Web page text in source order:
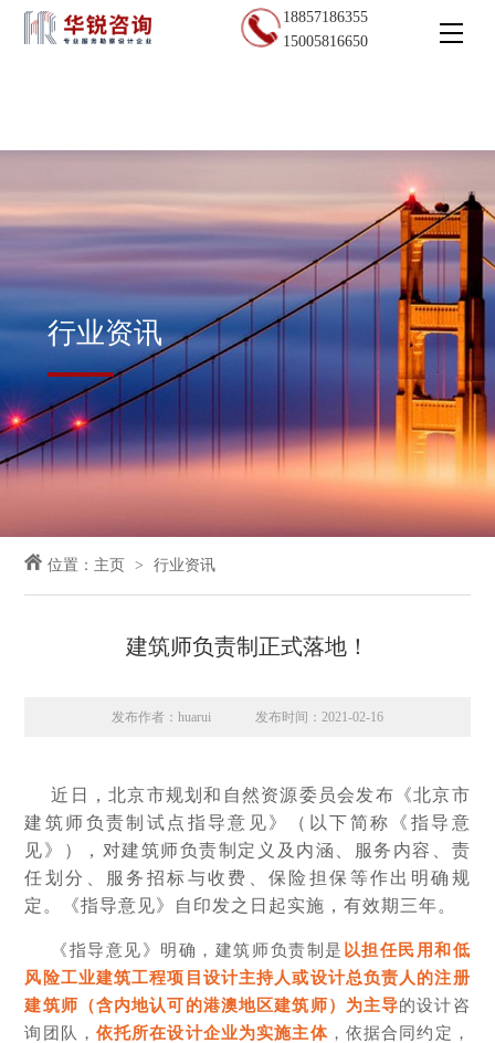
18857186355
15005816650
行业资讯
位置： 主页 行业资讯
建筑师负责制正式落地！
发布作者：huarui 发布时间：2021-02-16
近日，北京市规划和自然资源委员会发布《北京市
建筑师负责制试点指导意见》（以下简称《指导意
见》），对建筑师负责制定义及内涵、服务内容、责
任划分、服务招标与收费、保险担保等作出明确规
定。《指导意见》自印发之日起实施，有效期三年。
《指导意见》明确，建筑师负责制是 以担任民用和低
风险工业建筑工程项目设计主持人或设计总负责人的注册
建筑师 （含内地认可的港澳地区建筑师）为主导的设计咨
询团队， 依托所在设计企业为实施主体，依据合同约定，